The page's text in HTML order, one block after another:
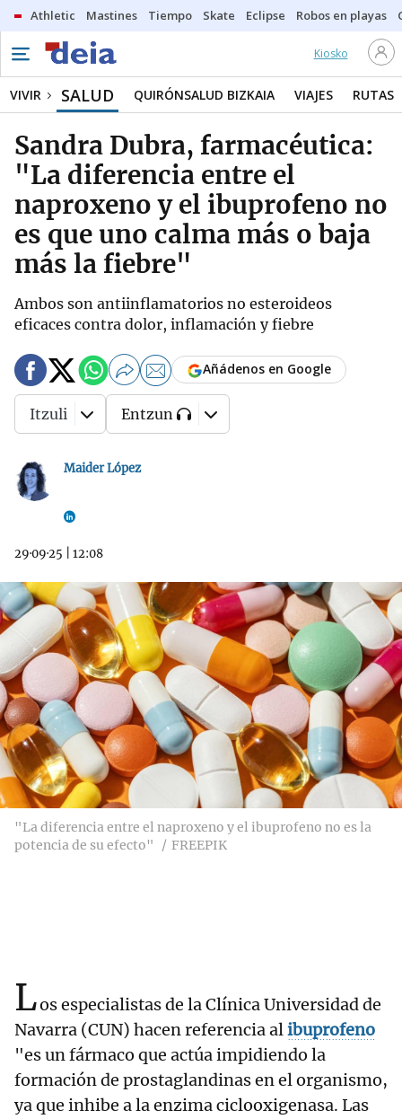
Athletic Mastines Tiempo Skate Eclipse Robos en playas
Kiosko
VIVIR SALUD QUIRÓNSALUD BIZKAIA VIAJES RUTAS
Sandra Dubra, farmacéutica:
"La diferencia entre el
naproxeno y el ibuprofeno no
es que uno calma más o baja
más la fiebre"
Ambos son antiinflamatorios no esteroideos
eficaces contra dolor, inflamación y fiebre
Maider López
29·09·25 12:08
Añádenos en Google
Itzuli Entzun
"La diferencia entre el naproxeno y el ibuprofeno no es la
potencia de su efecto"
FREEPIK
Los especialistas de la Clínica Universidad de
Navarra (CUN) hacen referencia alibuprofeno
"es un fármaco que actúa impidiendo la
formación de prostaglandinas en el organismo,
ya que inhibe a la enzima ciclooxigenasa. Las